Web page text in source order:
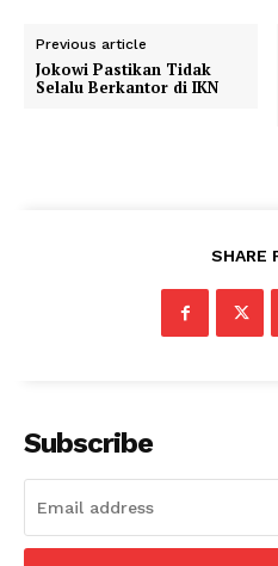
Previous article
Jokowi Pastikan Tidak
Selalu Berkantor di IKN
SHARE
Subscribe